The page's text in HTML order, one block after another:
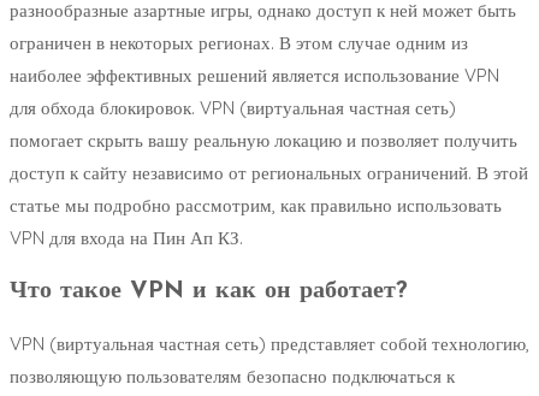
разнообразные азартные игры, однако доступ к ней может быть
ограничен в некоторых регионах. В этом случае одним из
наиболее эффективных решений является использование VPN
для обхода блокировок. VPN (виртуальная частная сеть)
помогает скрыть вашу реальную локацию и позволяет получить
доступ к сайту независимо от региональных ограничений. В этой
статье мы подробно рассмотрим, как правильно использовать
VPN для входа на Пин Ап КЗ.
Что такое VPN и как он работает?
VPN (виртуальная частная сеть) представляет собой технологию,
позволяющую пользователям безопасно подключаться к